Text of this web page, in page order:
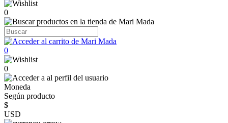
0
0
0
Moneda
Según producto
$
USD